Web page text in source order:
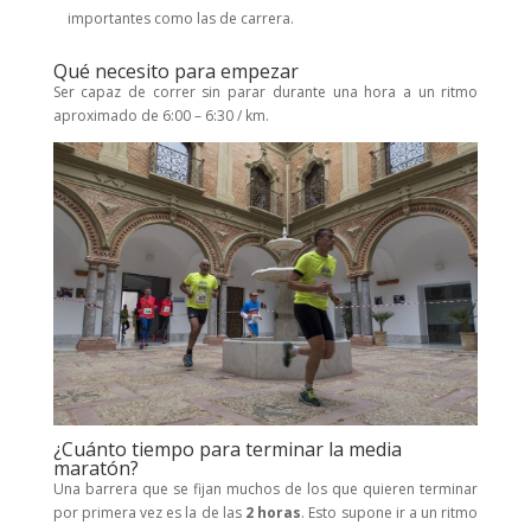
importantes como las de carrera.
Qué necesito para empezar
Ser capaz de correr sin parar durante una hora a un ritmo
aproximado de 6:00 – 6:30 / km.
¿Cuánto tiempo para terminar la media
maratón?
Una barrera que se fijan muchos de los que quieren terminar
por primera vez es la de las 2 horas. Esto supone ir a un ritmo